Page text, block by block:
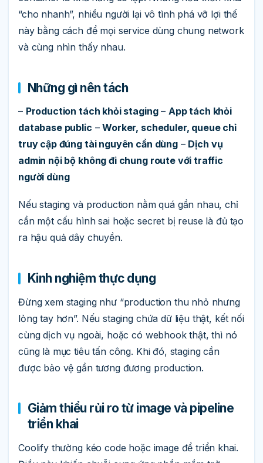
“cho nhanh”, nhiều người lại vô tình phá vỡ lợi thế
này bằng cách để mọi service dùng chung network
và cùng nhìn thấy nhau.
Những gì nên tách
– Production tách khỏi staging– App tách khỏi
database public –Worker, scheduler, queue chỉ
truy cập đúng tài nguyên cần dùng– Dịch vụ
admin nội bộ không đi chung route với traffic
người dùng
Nếu staging và production nằm quá gần nhau, chỉ
cần một cấu hình sai hoặc secret bị reuse là đủ tạo
ra hậu quả dây chuyền.
Kinh nghiệm thực dụng
Đừng xem staging như “production thu nhỏ nhưng
lỏng tay hơn”. Nếu staging chứa dữ liệu thật, kết nối
cùng dịch vụ ngoài, hoặc có webhook thật, thì nó
cũng là mục tiêu tấn công. Khi đó, staging cần
được bảo vệ gần tương đương production.
Giảm thiểu rủi ro từ image và pipeline
triển khai
Coolify thường kéo code hoặc image để triển khai.